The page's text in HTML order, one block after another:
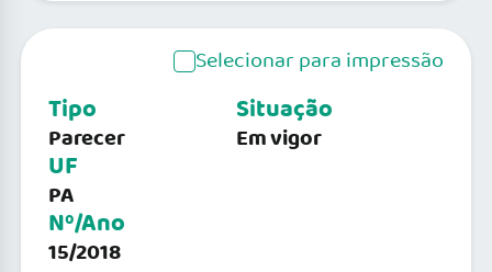
Selecionar para impressão
Tipo
Parecer
UF
PA
Nº/Ano
15/2018
Situação
Em vigor